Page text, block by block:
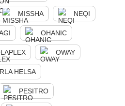
MISSHA NEQI
OHANIC
OWAY
HELSA
PESITRO